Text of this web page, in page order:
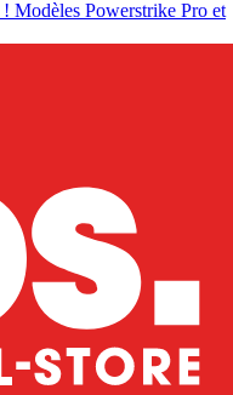
! Modèles Powerstrike Pro et